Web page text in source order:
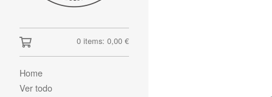
0 items: 0,00 €
Home
Ver todo